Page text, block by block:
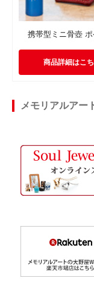
携帯型ミニ骨壺 ポ
商品詳細はこ
メモリアルアー